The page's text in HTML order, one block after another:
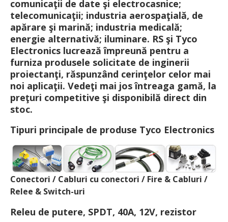
comunicaţii de date şi electrocasnice;
telecomunicaţii; industria aerospaţială, de
apărare şi marină; industria medicală;
energie alternativă; iluminare. RS şi Tyco
Electronics lucrează împreună pentru a
furniza produsele solicitate de inginerii
proiectanţi, răspunzând cerinţelor celor mai
noi aplicaţii. Vedeţi mai jos întreaga gamă, la
preţuri competitive şi disponibilă direct din
stoc.
Tipuri principale de produse Tyco Electronics
Conectori / Cabluri cu conectori / Fire & Cabluri /
Relee & Switch-uri
Releu de putere, SPDT, 40A, 12V, rezistor